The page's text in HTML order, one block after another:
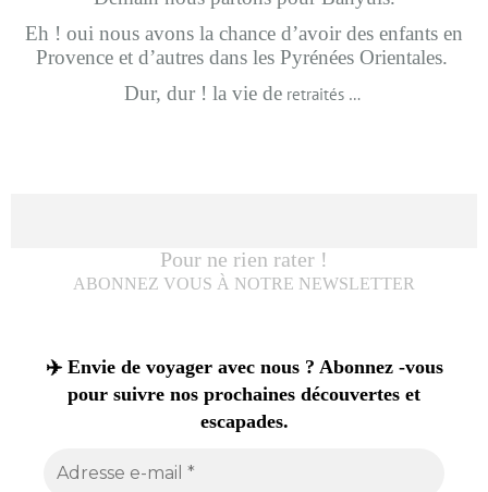
Eh ! oui nous avons la chance d’avoir des enfants en
Provence et d’autres dans les Pyrénées Orientales.
Dur, dur ! la vie de retraités …
Pour ne rien rater !
ABONNEZ VOUS À NOTRE NEWSLETTER
✈️ Envie de voyager avec nous ? Abonnez -vous
pour suivre nos prochaines découvertes et
escapades.